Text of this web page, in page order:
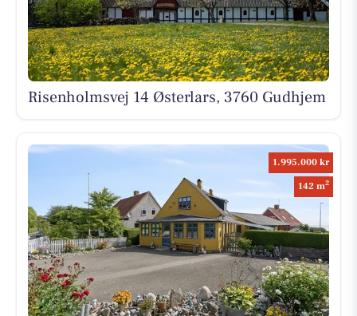
Risenholmsvej 14 Østerlars, 3760 Gudhjem
1.995.000 kr
142 m2